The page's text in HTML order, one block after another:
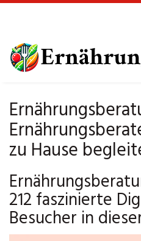
main
content
zu Hause
212 faszinierte
Besucher in